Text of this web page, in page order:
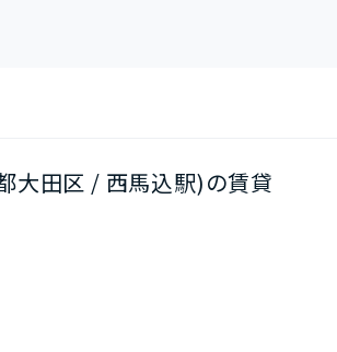
大田区 / 西馬込駅)の賃貸